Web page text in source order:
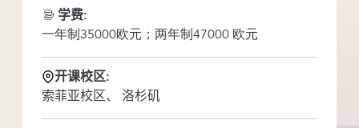
学费:
一年制35000欧元；两年制47000 欧元
开课校区:
索菲亚校区
洛杉矶